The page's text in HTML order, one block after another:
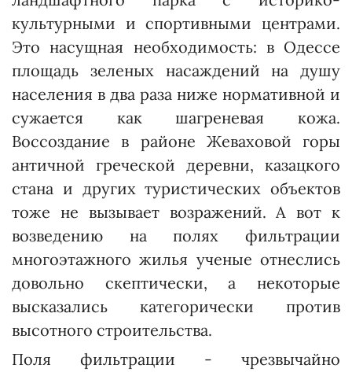
культурными и спортивными центрами.
Это насущная необходимость: в Одессе
площадь зеленых насаждений на душу
населения в два раза ниже нормативной и
сужается как шагреневая кожа.
Воссоздание в районе Жеваховой горы
античной греческой деревни, казацкого
стана и других туристических объектов
тоже не вызывает возражений. А вот к
возведению на полях фильтрации
многоэтажного жилья ученые отнеслись
довольно скептически, а некоторые
высказались категорически против
высотного строительства.
Поля фильтрации - чрезвычайно